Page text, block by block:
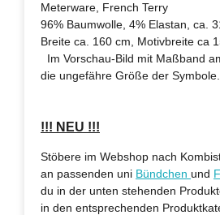
Meterware, French Terry
96% Baumwolle, 4% Elastan, ca.
Breite ca. 160 cm, Motivbreite ca
Im Vorschau-Bild mit Maßband
die ungefähre Größe der Symbole.
!!! NEU !!!
Stöbere im Webshop nach
an passenden uni Bündchen und
du in der unten stehenden
in den entsprechenden